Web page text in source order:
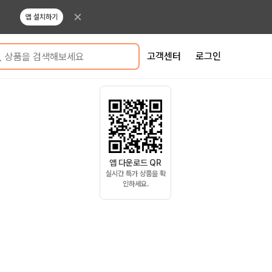
앱 설치하기
상품을 검색해보세요 고객센터 로그인
앱 다운로드 QR
실시간 특가 상품을 확
인하세요.